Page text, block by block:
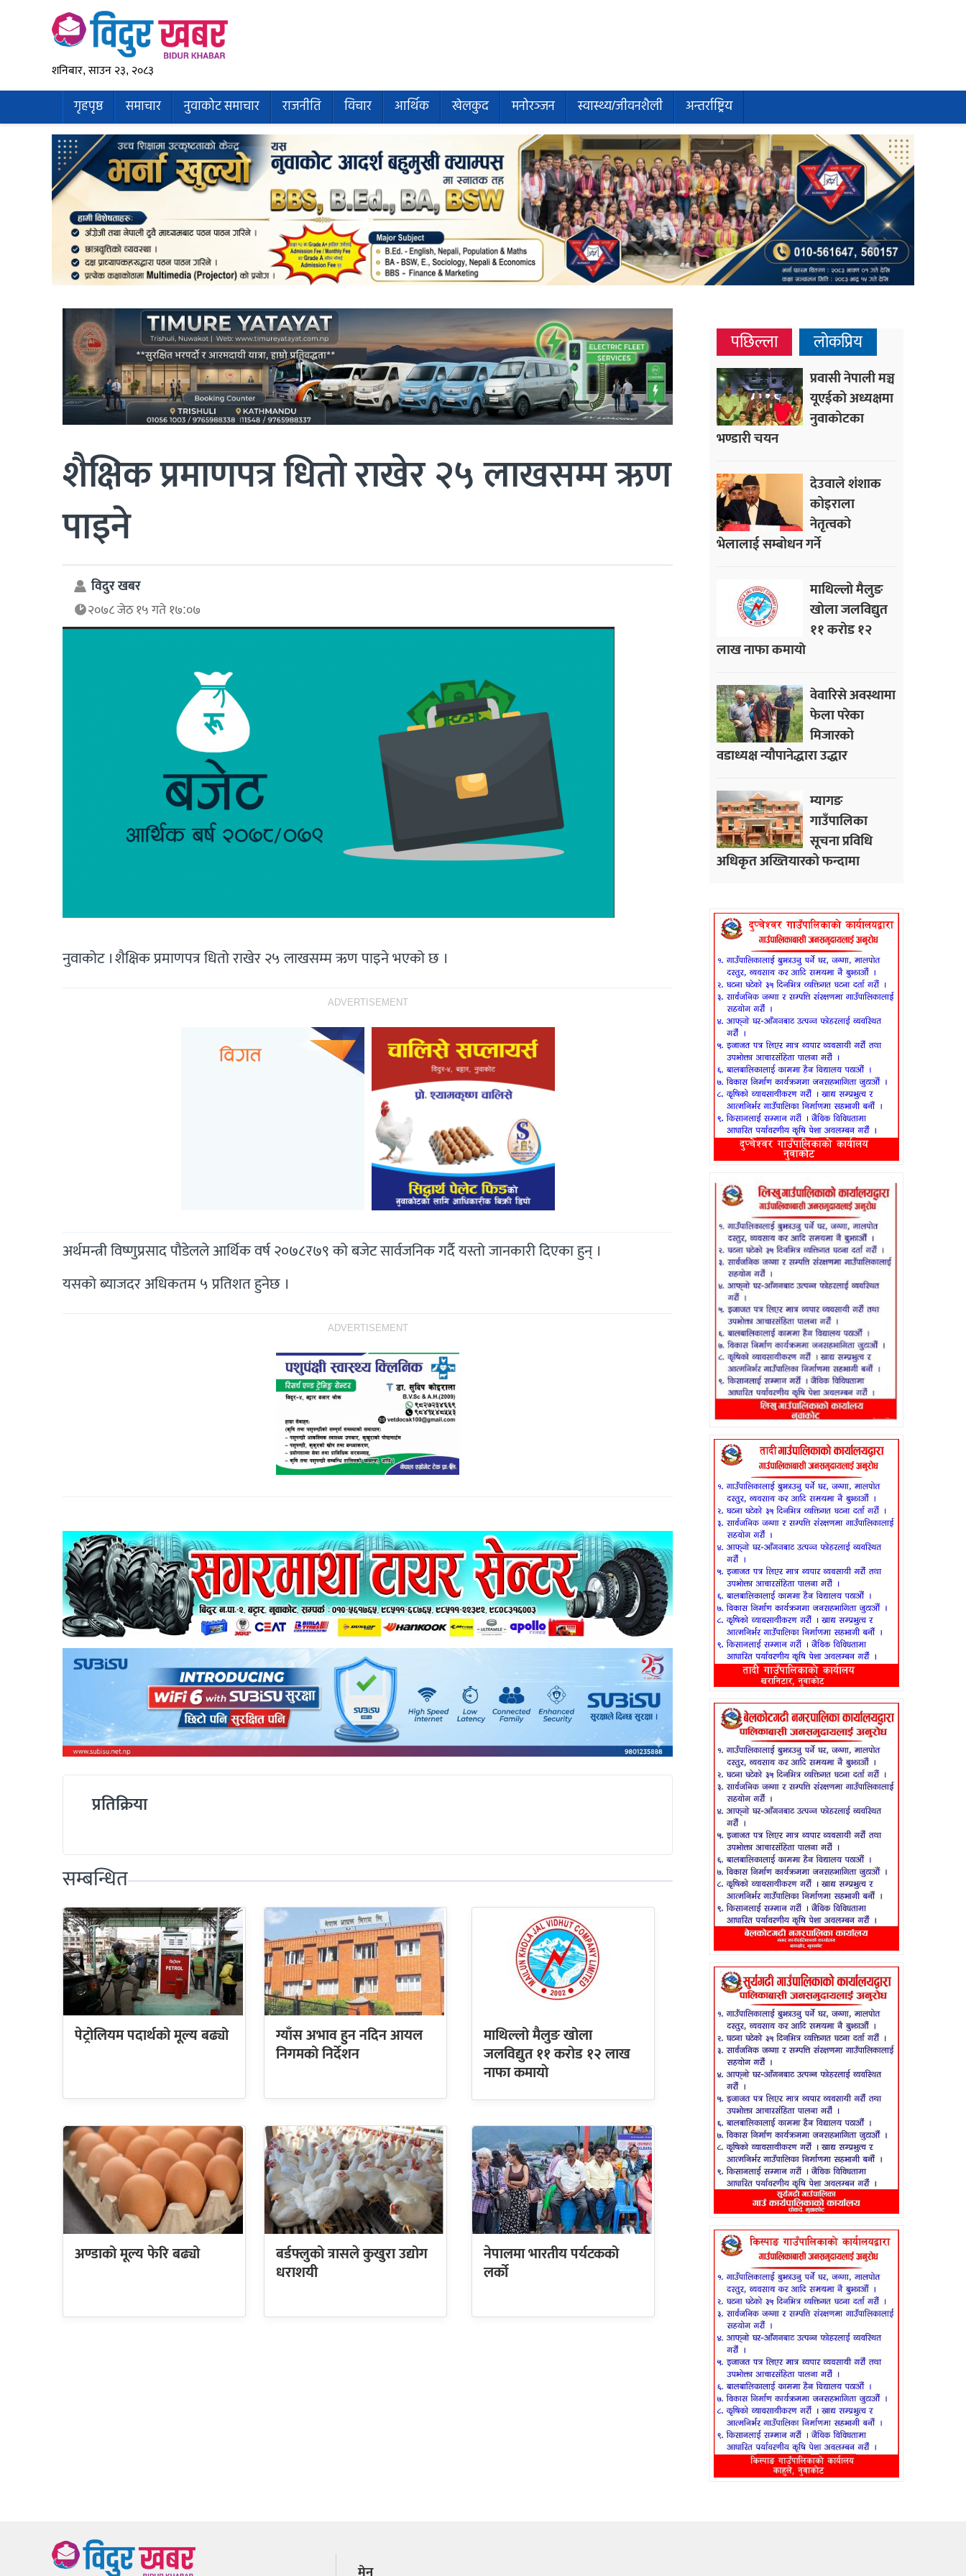
शनिबार, साउन २३, २०८३
गृहपृष्ठ समाचार नुवाकोट समाचार राजनीति विचार आर्थिक खेलकुद मनोरञ्जन स्वास्थ्य/जीवनशैली अन्तर्राष्ट्रिय
शैक्षिक प्रमाणपत्र धितो राखेर २५ लाखसम्म ऋण
पाइने
विदुर खबर
२०७८ जेठ १५ गते १७:०७
नुवाकोट । शैक्षिक प्रमाणपत्र धितो राखेर २५ लाखसम्म ऋण पाइने भएको छ ।
ADVERTISEMENT
अर्थमन्त्री विष्णुप्रसाद पौडेलले आर्थिक वर्ष २०७८र७९ को बजेट सार्वजनिक गर्दै यस्तो जानकारी दिएका हुन् ।
यसको ब्याजदर अधिकतम ५ प्रतिशत हुनेछ ।
ADVERTISEMENT
प्रतिक्रिया
सम्बन्धित
माथिल्लो मैलुङ खोला
जलविद्युत ११ करोड १२ लाख
नाफा कमायाे
पेट्रोलियम पदार्थको मूल्य बढ्यो ग्याँस अभाव हुन नदिन आयल
निगमको निर्देशन
अण्डाको मूल्य फेरि बढ्यो बर्डफ्लुको त्रासले कुखुरा उद्योग
धराशयी
नेपालमा भारतीय पर्यटकको
लर्को
पछिल्ला लोकप्रिय
प्रवासी नेपाली मञ्च
यूएईको अध्यक्षमा
नुवाकोटका
भण्डारी चयन
देउवाले शंशाक
कोइराला
नेतृत्वको
भेलालाई सम्बोधन गर्ने
माथिल्लो मैलुङ
खोला जलविद्युत
११ करोड १२
लाख नाफा कमायाे
वेवारिसे अवस्थामा
फेला परेका
मिजारको
वडाध्यक्ष न्यौपानेद्धारा उद्धार
म्यागङ
गाउँपालिका
सूचना प्रविधि
अधिकृत अख्तियारको फन्दामा